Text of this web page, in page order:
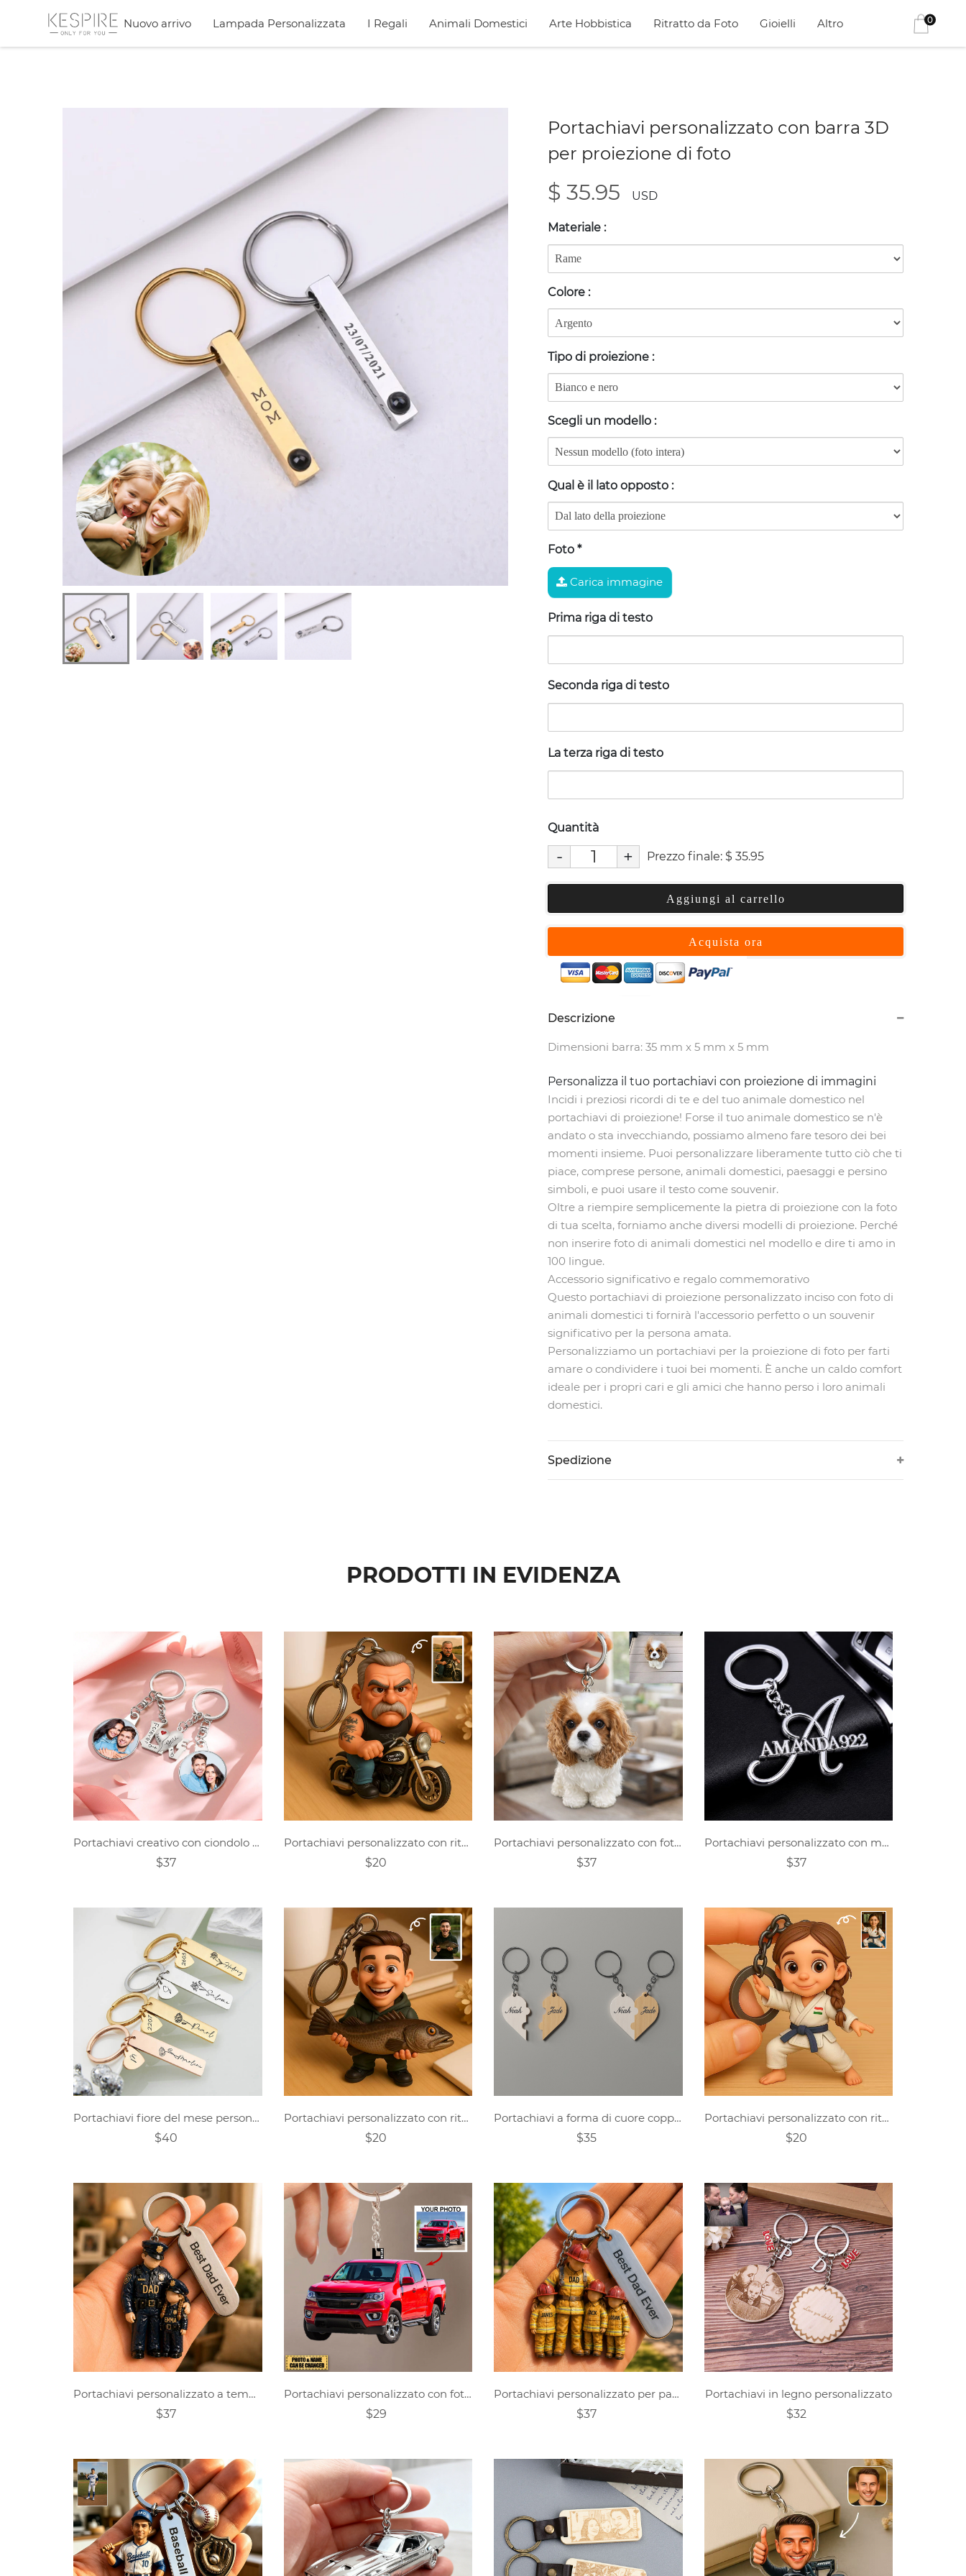
Nuovo arrivo Lampada Personalizzata I Regali Animali Domestici Arte Hobbistica Ritratto da Foto Gioielli Altro 0
Portachiavi personalizzato con barra 3D
per proiezione di foto
$ 35.95 USD
Materiale :
Colore :
Tipo di proiezione :
Scegli un modello :
Qual è il lato opposto :
Foto*
Carica immagine
Prima riga di testo
Seconda riga di testo
La terza riga di testo
Quantità
- + Prezzo finale: $ 35.95
Aggiungi al carrello
Acquista ora
Descrizione
Dimensioni barra: 35 mm x 5 mm x 5 mm
Personalizza il tuo portachiavi con proiezione di immagini
Incidi i preziosi ricordi di te e del tuo animale domestico nel
portachiavi di proiezione! Forse il tuo animale domestico se n'è
andato o sta invecchiando, possiamo almeno fare tesoro dei bei
momenti insieme. Puoi personalizzare liberamente tutto ciò che ti
piace, comprese persone, animali domestici, paesaggi e persino
simboli, e puoi usare il testo come souvenir.
Oltre a riempire semplicemente la pietra di proiezione con la foto
di tua scelta, forniamo anche diversi modelli di proiezione. Perché
non inserire foto di animali domestici nel modello e dire ti amo in
100 lingue.
Accessorio significativo e regalo commemorativo
Questo portachiavi di proiezione personalizzato inciso con foto di
animali domestici ti fornirà l'accessorio perfetto o un souvenir
significativo per la persona amata.
Personalizziamo un portachiavi per la proiezione di foto per farti
amare o condividere i tuoi bei momenti. È anche un caldo comfort
ideale per i propri cari e gli amici che hanno perso i loro animali
domestici.
Spedizione
PRODOTTI IN EVIDENZA
Portachiavi creativo con ciondolo rotondo personalizzato con foto di coppia
$37
Portachiavi personalizzato con ritratto di motociclista in stile Pixar
$20
Portachiavi personalizzato con foto di animali domestici
$37
Portachiavi personalizzato con monogramma in corsivo
$37
Portachiavi fiore del mese personalizzato
$40
Portachiavi personalizzato con ritratto di appassionato di pesca in stile Pixar
$20
Portachiavi a forma di cuore coppia combinazione personalizzata
$35
Portachiavi personalizzato con ritratto di bambino Taekwondo in stile Pixar
$20
Portachiavi personalizzato a tema "papà poliziotto".
$37
Portachiavi personalizzato con foto per auto
$29
Portachiavi personalizzato per papà pompiere con i nomi dei figli | Regalo per la festa del papà
$37
Portachiavi in legno personalizzato
$32